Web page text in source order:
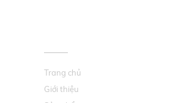
Trang chủ
Giới thiệu